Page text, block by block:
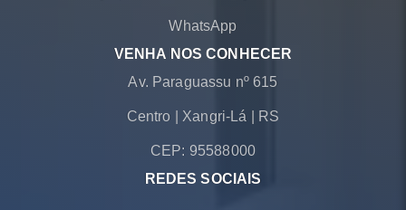
WhatsApp
VENHA NOS CONHECER
Av. Paraguassu nº 615
Centro Xangri-Lá RS
CEP: 95588000
REDES SOCIAIS